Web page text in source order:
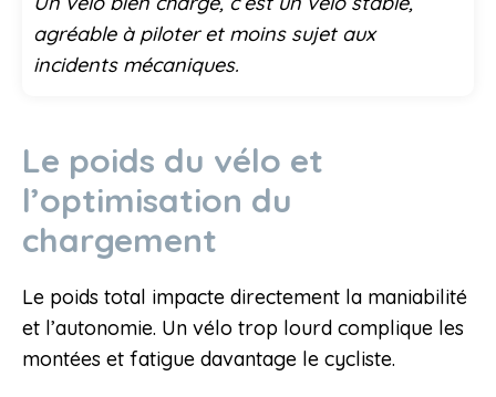
agréable à piloter et moins sujet aux
incidents mécaniques.
Le poids du vélo et
l’optimisation du
chargement
Le poids total impacte directement la maniabilité
et l’autonomie. Un vélo trop lourd complique les
montées et fatigue davantage le cycliste.